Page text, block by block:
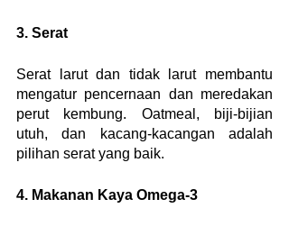
3. Serat
Serat larut dan tidak larut membantu
mengatur pencernaan dan meredakan
perut kembung. Oatmeal, biji-bijian
utuh, dan kacang-kacangan adalah
pilihan serat yang baik.
4. Makanan Kaya Omega-3